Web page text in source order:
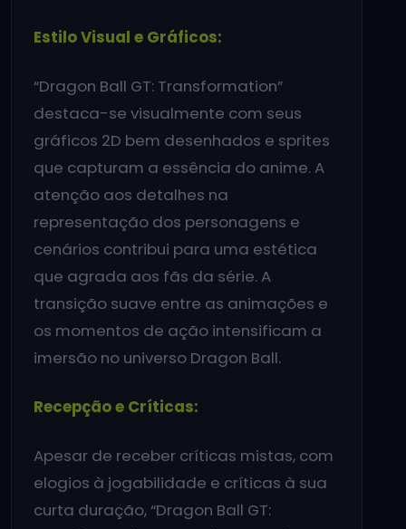
Estilo Visual e Gráficos:
“Dragon Ball GT: Transformation”
destaca-se visualmente com seus
gráficos 2D bem desenhados e sprites
que capturam a essência do anime. A
atenção aos detalhes na
representação dos personagens e
cenários contribui para uma estética
que agrada aos fãs da série. A
transição suave entre as animações e
os momentos de ação intensificam a
imersão no universo Dragon Ball.
Recepção e Críticas:
Apesar de receber críticas mistas, com
elogios à jogabilidade e críticas à sua
curta duração, “Dragon Ball GT: